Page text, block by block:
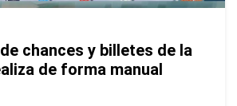
chances y billetes de la
de forma manual